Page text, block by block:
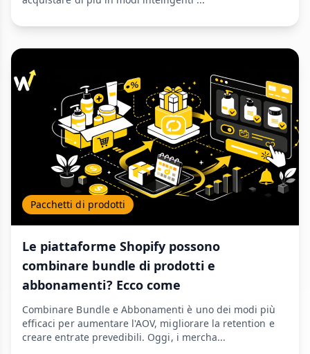
Pacchetti di prodotti
Le piattaforme Shopify possono
combinare bundle di prodotti e
abbonamenti? Ecco come
Combinare Bundle e Abbonamenti è uno dei modi più
efficaci per aumentare l'AOV, migliorare la retention e
creare entrate prevedibili. Oggi, i mercha...